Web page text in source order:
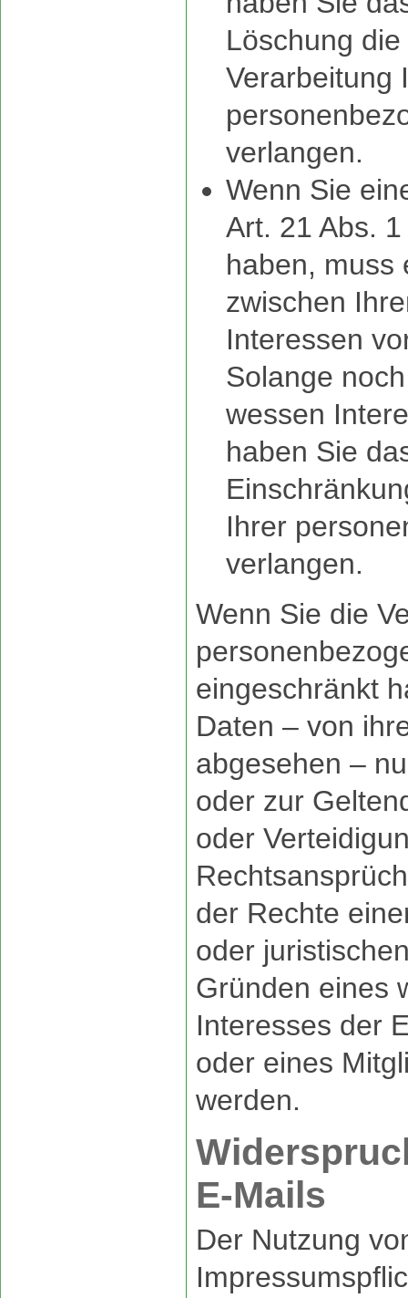
Löschung
Verarbeitung
verlangen.
Wenn Sie
Art. 21 Abs.
haben, muss
zwischen
Interessen
Solange
wessen
haben Sie
Ihrer
verlangen.
Wenn Sie die
eingeschränkt
Daten – von
abgesehen –
oder zur
oder
der Rechte
oder
Gründen eines
Interesses der
oder eines
werden.
E-Mails
Der Nutzung